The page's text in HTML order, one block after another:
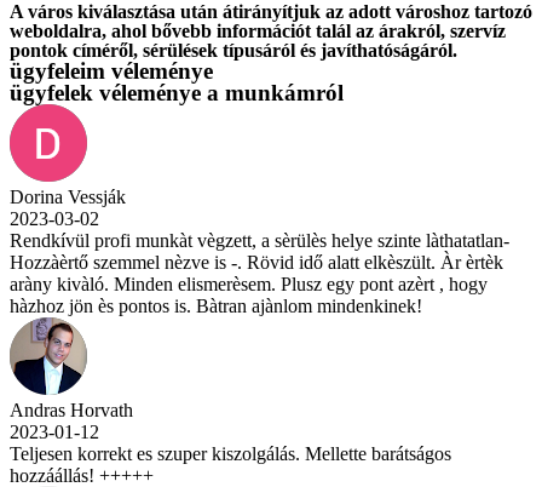
A város kiválasztása után átirányítjuk az adott városhoz tartozó
weboldalra, ahol bővebb információt talál az árakról, szervíz
pontok címéről, sérülések típusáról és javíthatóságáról.
ügyfeleim véleménye
ügyfelek véleménye a munkámról
Dorina Vessják
2023-03-02
Rendkívül profi munkàt vègzett, a sèrülès helye szinte làthatatlan-
Hozzàèrtő szemmel nèzve is -. Rövid idő alatt elkèszült. Àr èrtèk
aràny kivàló. Minden elismerèsem. Plusz egy pont azèrt , hogy
hàzhoz jön ès pontos is. Bàtran ajànlom mindenkinek!
Andras Horvath
2023-01-12
Teljesen korrekt es szuper kiszolgálás. Mellette barátságos
hozzáállás! +++++